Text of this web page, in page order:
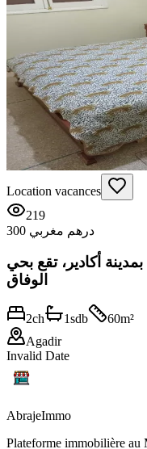
Location vacances
219
300 درهم مغربي
أكادير، تقع بحي
الوفاق
2ch 1sdb 60m²
Agadir
Invalid Date
AbrajeImmo
Plateforme immobilière au